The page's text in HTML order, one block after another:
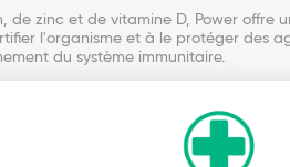
zinc et de vitamine D, Power offre
l'organisme et à le protéger des
du système immunitaire.
et des billes de céréales
soin de sa santé au
offrant ainsi une formule adaptée